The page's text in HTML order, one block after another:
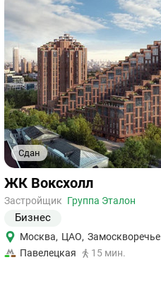
Сдан
Ссылка
на
объект
ЖК Воксхолл
Застройщик Группа Эталон
Бизнес
Москва, ЦАО, Замоскворечье
Павелецкая
15 мин.